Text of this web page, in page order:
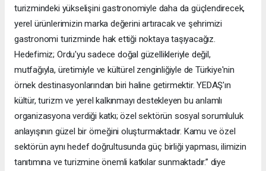
turizmindeki yükselişini gastronomiyle daha da güçlendirecek,
yerel ürünlerimizin marka değerini artıracak ve şehrimizi
gastronomi turizminde hak ettiği noktaya taşıyacağız.
Hedefimiz; Ordu'yu sadece doğal güzellikleriyle değil,
mutfağıyla, üretimiyle ve kültürel zenginliğiyle de Türkiye'nin
örnek destinasyonlarından biri haline getirmektir. YEDAŞ'ın
kültür, turizm ve yerel kalkınmayı destekleyen bu anlamlı
organizasyona verdiği katkı; özel sektörün sosyal sorumluluk
anlayışının güzel bir örneğini oluşturmaktadır. Kamu ve özel
sektörün aynı hedef doğrultusunda güç birliği yapması, ilimizin
tanıtımına ve turizmine önemli katkılar sunmaktadır.” diye